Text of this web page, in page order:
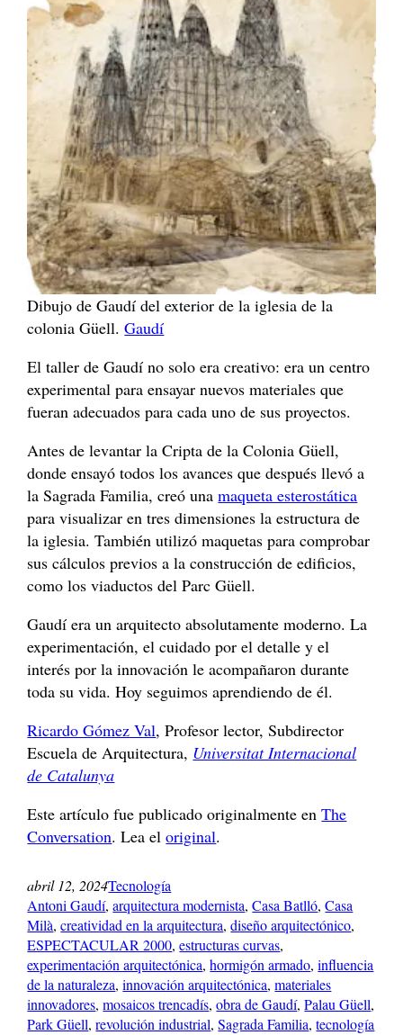
Dibujo de Gaudí del exterior de la iglesia de la
colonia Güell.Gaudí
El taller de Gaudí no solo era creativo: era un centro
experimental para ensayar nuevos materiales que
fueran adecuados para cada uno de sus proyectos.
Antes de levantar la Cripta de la Colonia Güell,
donde ensayó todos los avances que después llevó a
la Sagrada Familia, creó unamaqueta esterostática
para visualizar en tres dimensiones la estructura de
la iglesia. También utilizó maquetas para comprobar
sus cálculos previos a la construcción de edificios,
como los viaductos del Parc Güell.
Gaudí era un arquitecto absolutamente moderno. La
experimentación, el cuidado por el detalle y el
interés por la innovación le acompañaron durante
toda su vida. Hoy seguimos aprendiendo de él.
Ricardo Gómez Val, Profesor lector, Subdirector
Escuela de Arquitectura, Universitat Internacional
de Catalunya
Este artículo fue publicado originalmente enThe
Conversation. Lea eloriginal.
abril 12, 2024Tecnología
Antoni Gaudí, arquitectura modernista, Casa Batlló, Casa
Milà, creatividad en la arquitectura, diseño arquitectónico
ESPECTACULAR 2000, estructuras curvas
experimentación arquitectónica, hormigón armado, influencia
de la naturaleza, innovación arquitectónica, materiales
innovadores, mosaicos trencadís, obra de Gaudí, Palau Güell
Park Güell, revolución industrial, Sagrada Familia, tecnología